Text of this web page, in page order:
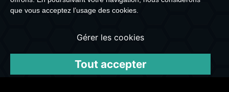
que vous acceptez l’usage des cookies.
Gérer les cookies
Tout accepter